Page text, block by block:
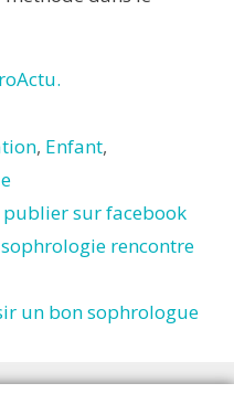
, Enfant,
publier sur facebook
rencontre
un bon sophrologue